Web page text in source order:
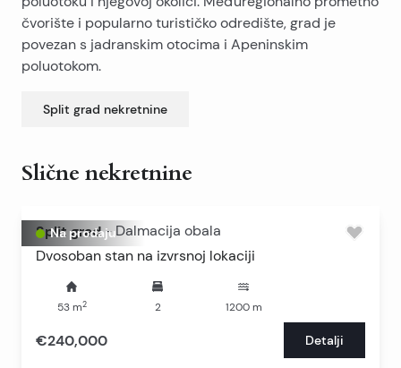
čvorište i popularno turističko odredište, grad je
povezan s jadranskim otocima i Apeninskim
poluotokom.
Split grad nekretnine
Slične nekretnine
Na prodaju
Split grad - Dalmacija obala
Dvosoban stan na izvrsnoj lokaciji
53m2 2 1200m
€240,000 Detalji